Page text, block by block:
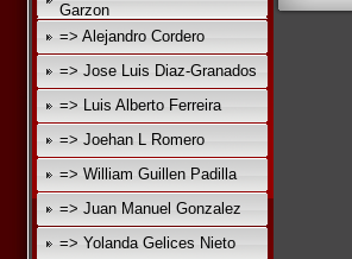
Garzon
=> Alejandro Cordero
=> Jose Luis Diaz-Granados
=> Luis Alberto Ferreira
=> Joehan L Romero
=> William Guillen Padilla
=> Juan Manuel Gonzalez
=> Yolanda Gelices Nieto